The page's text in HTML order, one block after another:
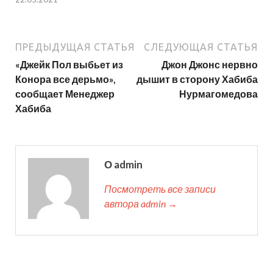
ПРЕДЫДУЩАЯ СТАТЬЯ
«Джейк Пол выбьет из
Конора все дерьмо»,
сообщает Менеджер
Хабиба
СЛЕДУЮЩАЯ СТАТЬЯ
Джон Джонс нервно
дышит в сторону Хабиба
Нурмагомедова
О admin
Посмотреть все записи
автора admin →